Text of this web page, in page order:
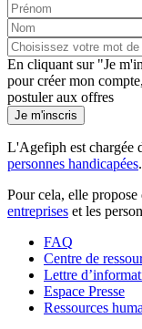
En cliquant sur "Je
pour créer mon
postuler aux offres
Je m'inscris
L'Agefiph est chargée
personnes handicapées.
Pour cela, elle propose
entreprises et les
FAQ
Centre de
Lettre
Espace Presse
Ressources